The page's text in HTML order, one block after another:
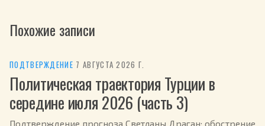
Похожие записи
ПОДТВЕРЖДЕНИЕ 7 АВГУСТА 2026 Г.
Политическая траектория Турции в
середине июля 2026 (часть 3)
Подтверждение прогноза Светланы Драган: обострение